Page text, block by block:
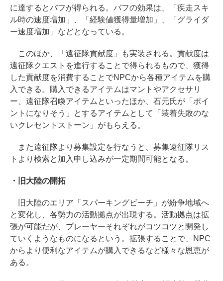
に達するとバフが得られる。バフの効果は、「疾走スキ
ル時の速度増加」、「経験値獲得量増加」、「グライダ
ー速度増加」などとなっている。
このほか、「遠征隊貢献度」も実装される。貢献度は
遠征隊クエストを進行することで得られるもので、獲得
した貢献度を消費することでNPCから各種アイテムを購
入できる。購入できるアイテムはマントやアクセサリ
ー、遠征隊召喚アイテムといったほか、石元氏が「ポイ
ントになりそう」とするアイテムとして「装着失敗のな
いクレセントストーン」がもらえる。
また遠征隊より募集設定を行なうと、募集遠征隊リス
トより検索と加入申し込みが一定期間可能となる。
・旧大陸の開拓
旧大陸のエリア「スパーキングビーチ」が紛争地域へ
と変化し、各勢力の活動拠点が出現する。活動拠点は拡
張が可能だが、プレーヤーそれぞれがコツコツと開発し
ていくようなものになるという。拡張することで、NPC
からより便利なアイテムが購入できるなど様々な恩恵が
ある。